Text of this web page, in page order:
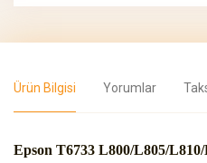
Ürün Bilgisi Yorumlar
Epson T6733 L800/L805/